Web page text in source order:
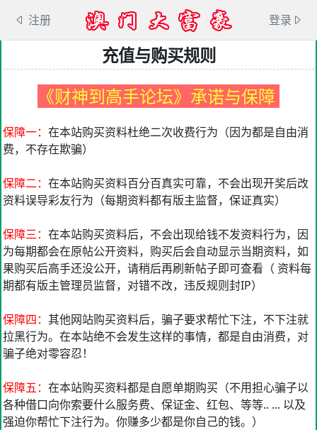
注册 登录
充值与购买规则
《财神到高手论坛》承诺与保障
保障一： 在本站购买资料杜绝二次收费行为（因为都是自由消
费，不存在欺骗）
保障二： 在本站购买资料百分百真实可靠，不会出现开奖后改
资料误导彩友行为（每期资料都有版主监督，保证真实）
保障三： 在本站购买资料后，不会出现给钱不发资料行为，因
为每期都会在原帖公开资料，购买后会自动显示当期资料，如
果购买后高手还没公开，请稍后再刷新帖子即可查看（ 资料每
期都有版主管理员监督，对错不改，违反规则封IP）
保障四： 其他网站购买资料后，骗子要求帮忙下注，不下注就
拉黑行为。在本站绝不会发生这样的事情，都是自由消费，对
骗子绝对零容忍！
保障五： 在本站购买资料都是自愿单期购买（不用担心骗子以
各种借口向你索要什么服务费、保证金、红包、等等.. ... 以及
强迫你帮忙下注行为。你赚多少都是你自己的钱。）